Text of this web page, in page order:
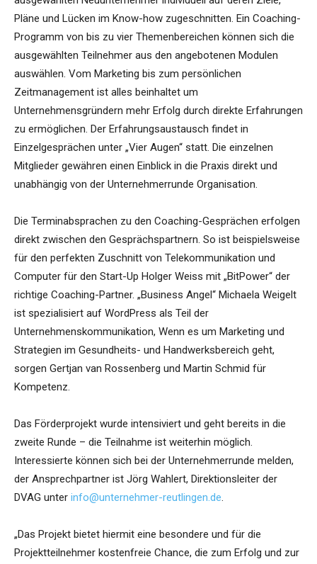
Pläne und Lücken im Know-how zugeschnitten. Ein Coaching-
Programm von bis zu vier Themenbereichen können sich die
ausgewählten Teilnehmer aus den angebotenen Modulen
auswählen. Vom Marketing bis zum persönlichen
Zeitmanagement ist alles beinhaltet um
Unternehmensgründern mehr Erfolg durch direkte Erfahrungen
zu ermöglichen. Der Erfahrungsaustausch findet in
Einzelgesprächen unter „Vier Augen“ statt. Die einzelnen
Mitglieder gewähren einen Einblick in die Praxis direkt und
unabhängig von der Unternehmerrunde Organisation.
Die Terminabsprachen zu den Coaching-Gesprächen erfolgen
direkt zwischen den Gesprächspartnern. So ist beispielsweise
für den perfekten Zuschnitt von Telekommunikation und
Computer für den Start-Up Holger Weiss mit „BitPower“ der
richtige Coaching-Partner. „Business Angel“ Michaela Weigelt
ist spezialisiert auf WordPress als Teil der
Unternehmenskommunikation, Wenn es um Marketing und
Strategien im Gesundheits- und Handwerksbereich geht,
sorgen Gertjan van Rossenberg und Martin Schmid für
Kompetenz.
Das Förderprojekt wurde intensiviert und geht bereits in die
zweite Runde – die Teilnahme ist weiterhin möglich.
Interessierte können sich bei der Unternehmerrunde melden,
der Ansprechpartner ist Jörg Wahlert, Direktionsleiter der
DVAG unter info@unternehmer-reutlingen.de.
„Das Projekt bietet hiermit eine besondere und für die
Projektteilnehmer kostenfreie Chance, die zum Erfolg und zur